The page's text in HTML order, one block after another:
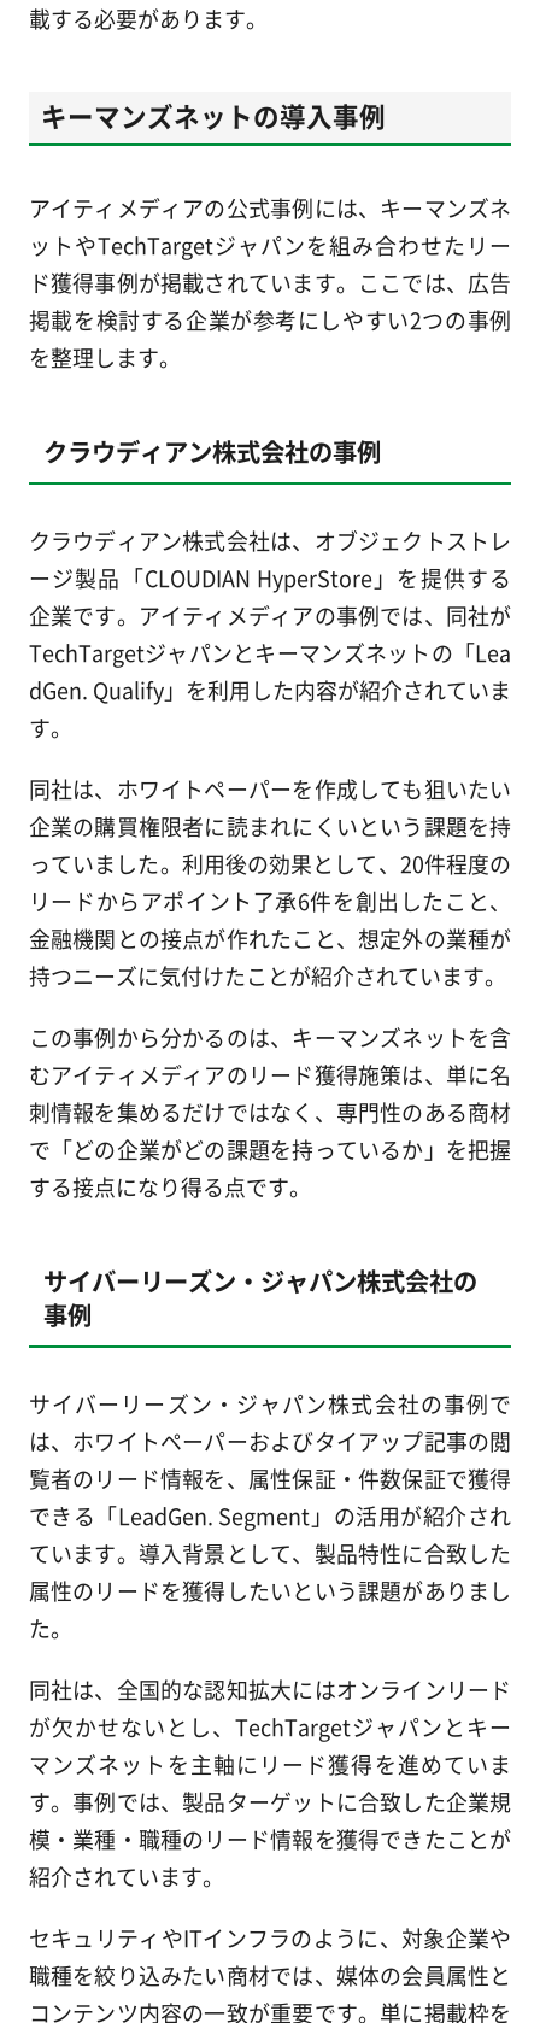
載する必要があります。
キーマンズネットの導入事例
アイティメディアの公式事例には、キーマンズネ
ットやTechTargetジャパンを組み合わせたリー
ド獲得事例が掲載されています。ここでは、広告
掲載を検討する企業が参考にしやすい2つの事例
を整理します。
クラウディアン株式会社の事例
クラウディアン株式会社は、オブジェクトストレ
ージ製品「CLOUDIAN HyperStore」を提供する
企業です。アイティメディアの事例では、同社が
TechTargetジャパンとキーマンズネットの「Lea
dGen. Qualify」を利用した内容が紹介されていま
す。
同社は、ホワイトペーパーを作成しても狙いたい
企業の購買権限者に読まれにくいという課題を持
っていました。利用後の効果として、20件程度の
リードからアポイント了承6件を創出したこと、
金融機関との接点が作れたこと、想定外の業種が
持つニーズに気付けたことが紹介されています。
この事例から分かるのは、キーマンズネットを含
むアイティメディアのリード獲得施策は、単に名
刺情報を集めるだけではなく、専門性のある商材
で「どの企業がどの課題を持っているか」を把握
する接点になり得る点です。
サイバーリーズン・ジャパン株式会社の
事例
サイバーリーズン・ジャパン株式会社の事例で
は、ホワイトペーパーおよびタイアップ記事の閲
覧者のリード情報を、属性保証・件数保証で獲得
できる「LeadGen. Segment」の活用が紹介され
ています。導入背景として、製品特性に合致した
属性のリードを獲得したいという課題がありまし
た。
同社は、全国的な認知拡大にはオンラインリード
が欠かせないとし、TechTargetジャパンとキー
マンズネットを主軸にリード獲得を進めていま
す。事例では、製品ターゲットに合致した企業規
模・業種・職種のリード情報を獲得できたことが
紹介されています。
セキュリティやITインフラのように、対象企業や
職種を絞り込みたい商材では、媒体の会員属性と
コンテンツ内容の一致が重要です。単に掲載枠を